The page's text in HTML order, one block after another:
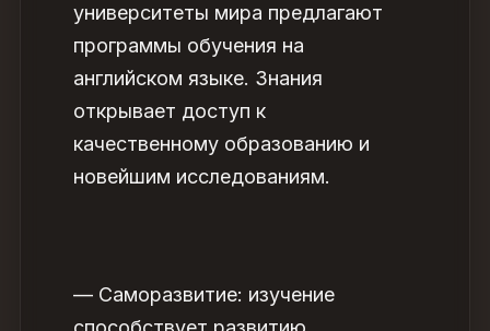
университеты мира предлагают
программы обучения на
английском языке. Знания
открывает доступ к
качественному образованию и
новейшим исследованиям.
— Саморазвитие: изучение